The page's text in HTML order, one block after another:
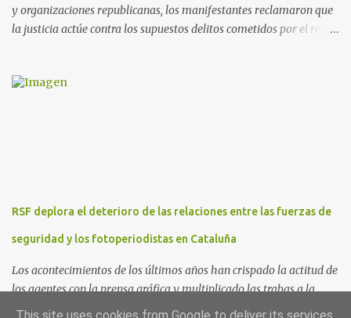
y organizaciones republicanas, los manifestantes reclamaron que
la justicia actúe contra los supuestos delitos cometidos por el rey
planificó en verano esta convocatoria como reacción a los
anticorrupción de los estados español y helvético ya están
investigando supuestos delitos de «cohecho internacional y
RSF deplora el deterioro de las relaciones entre las fuerzas de
seguridad y los fotoperiodistas en Cataluña
Los acontecimientos de los últimos años han crispado la actitud de
los agentes con la prensa gráfica y multiplicado las trabas a la
información Reporteros Sin Fronteras España manifiesta su